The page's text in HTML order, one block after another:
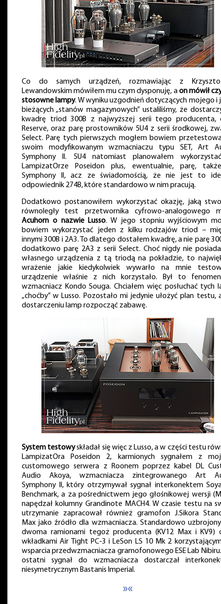
Co do samych urządzeń, rozmawiając z
Lewandowskim mówiłem mu czym dysponuję, aon mówił
stosowne lampy. W wyniku uzgodnień dotyczących mojego i
bieżących „stanów magazynowych” ustaliliśmy, że
kwadrę triod 300B z najwyższej serii tego producenta,
Reserve, oraz parę prostowników 5U4 z serii środkowej,
Select. Parę tych pierwszych mogłem bowiem
swoim modyfikowanym wzmacniaczu typu SET, Art
Symphony II. 5U4 natomiast planowałem
LampizatOrze Poseidon plus, ewentualnie, parę,
Symphony II, acz ze świadomością, że nie jest to
odpowiednik 274B, które standardowo w nim pracują.
Dodatkowo postanowiłem wykorzystać okazję, jaką
równoległy test przetwornika cyfrowo-analogowego
Acuhorn o nazwie Lusso. W jego stopniu wyjściowym
bowiem wykorzystać jeden z kilku rodzajów triod –
innymi 300B i 2A3. To dlatego dostałem kwadrę, a nie parę
dodatkowo parę 2A3 z serii Select. Choć nigdy nie
własnego urządzenia z tą triodą na pokładzie, to
wrażenie jakie kiedykolwiek wywarło na mnie
urządzenie właśnie z nich korzystało. Był to
wzmacniacz Kondo Souga. Chciałem więc posłuchać tych
„choćby” w Lusso. Pozostało mi jedynie ułożyć plan testu,
dostarczeniu lamp rozpocząć zabawę.
System testowyskładał się więc z Lusso, a w części testu
LampizatOra Poseidon 2, karmionych sygnałem z
customowego serwera z Roonem poprzez kabel DL
Audio Akoya, wzmacniacza zintegrowanego Art
Symphony II, który otrzymywał sygnał interkonektem
Benchmark, a za pośrednictwem jego głośnikowej wersji
napędzał kolumny Grandinote MACH4. W czasie testu na
utrzymanie zapracował również gramofon J.Sikora
Max jako źródło dla wzmacniacza. Standardowo
dwoma ramionami tegoż producenta (KV12 Max i KV9)
wkładkami Air Tight PC-3 i LeSon LS 10 Mk 2
wsparcia przedwzmacniacza gramofonowego ESE Lab Nibiru.
ostatni sygnał do wzmacniacza dostarczał
niesymetrycznym Bastanis Imperial.
»«